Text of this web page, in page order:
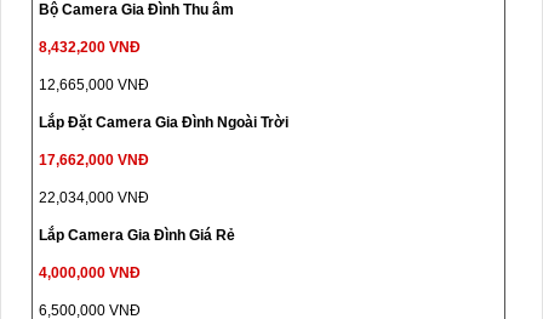
Bộ Camera Gia Đình Thu âm
8,432,200 VNĐ
12,665,000 VNĐ
Lắp Đặt Camera Gia Đình Ngoài Trời
17,662,000 VNĐ
22,034,000 VNĐ
Lắp Camera Gia Đình Giá Rẻ
4,000,000 VNĐ
6,500,000 VNĐ